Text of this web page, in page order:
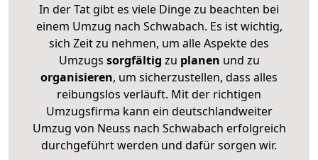
In der Tat gibt es viele Dinge zu beachten bei
einem Umzug nach Schwabach. Es ist wichtig,
sich Zeit zu nehmen, um alle Aspekte des
Umzugs sorgfältig zu planen und zu
organisieren, um sicherzustellen, dass alles
reibungslos verläuft. Mit der richtigen
Umzugsfirma kann ein deutschlandweiter
Umzug von Neuss nach Schwabach erfolgreich
durchgeführt werden und dafür sorgen wir.